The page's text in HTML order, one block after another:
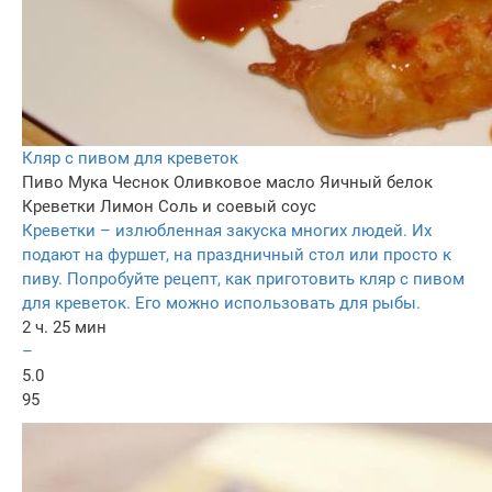
Кляр с пивом для креветок
Пиво Мука Чеснок Оливковое масло Яичный белок
Креветки Лимон Соль и соевый соус
Креветки – излюбленная закуска многих людей. Их
подают на фуршет, на праздничный стол или просто к
пиву. Попробуйте рецепт, как приготовить кляр с пивом
для креветок. Его можно использовать для рыбы.
2 ч. 25 мин
–
5.0
95